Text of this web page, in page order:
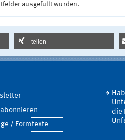
ausgefüllt wurden.
teilen
abonnieren
/ Formtexte
die